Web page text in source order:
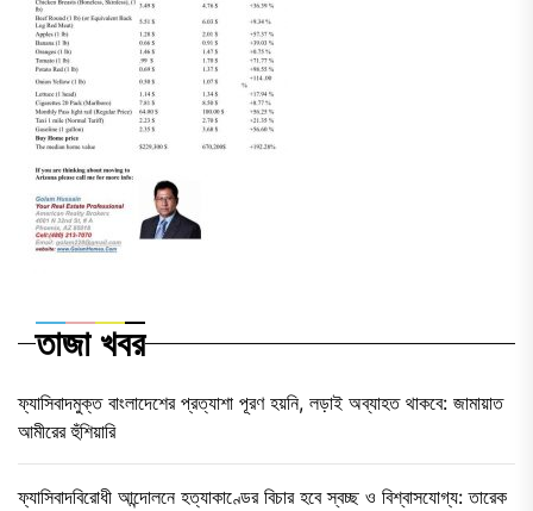
তাজা খবর
ফ্যাসিবাদমুক্ত বাংলাদেশের প্রত্যাশা পূরণ হয়নি, লড়াই অব্যাহত থাকবে: জামায়াত
আমীরের হুঁশিয়ারি
ফ্যাসিবাদবিরোধী আন্দোলনে হত্যাকাণ্ডের বিচার হবে স্বচ্ছ ও বিশ্বাসযোগ্য: তারেক